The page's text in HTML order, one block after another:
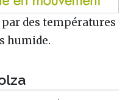
des températures
humide.